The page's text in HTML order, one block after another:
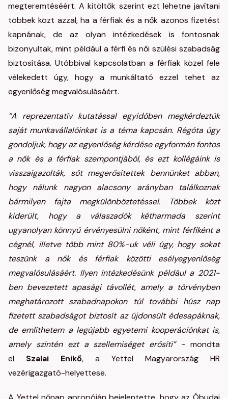
megteremtéséért. A kitöltők szerint ezt lehetne javítani
többek közt azzal, ha a férfiak és a nők azonos fizetést
kapnának, de az olyan intézkedések is fontosnak
bizonyultak, mint például a férfi és női szülési szabadság
biztosítása. Utóbbival kapcsolatban a férfiak közel fele
vélekedett úgy, hogy a munkáltató ezzel tehet az
egyenlőség megvalósulásáért.
“A reprezentatív kutatással egyidőben megkérdeztük
saját munkavállalóinkat is a téma kapcsán. Régóta úgy
gondoljuk, hogy az egyenlőség kérdése egyformán fontos
a nők és a férfiak szempontjából, és ezt kollégáink is
visszaigazolták, sőt megerősítettek bennünket abban,
hogy nálunk nagyon alacsony arányban találkoznak
bármilyen fajta megkülönböztetéssel. Többek közt
kiderült, hogy a válaszadók kétharmada szerint
ugyanolyan könnyű érvényesülni nőként, mint férfiként a
cégnél, illetve több mint 80%-uk véli úgy, hogy sokat
teszünk a nők és férfiak közötti esélyegyenlőség
megvalósulásáért. Ilyen intézkedésünk például a 2021-
ben bevezetett apasági távollét, amely a törvényben
meghatározott szabadnapokon túl további húsz nap
fizetett szabadságot biztosít az újdonsült édesapáknak,
de említhetem a legújabb egyetemi kooperációnkat is,
amely szintén ezt a szellemiséget erősíti” - mondta
el Szalai Enikő, a Yettel Magyarország HR
vezérigazgató-helyettese.